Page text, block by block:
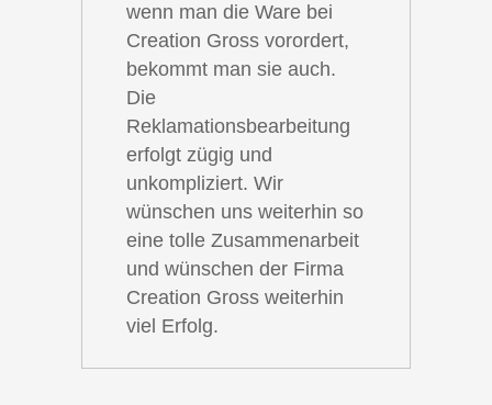
wenn man die Ware bei
Creation Gross vorordert,
bekommt man sie auch.
Die
Reklamationsbearbeitung
erfolgt zügig und
unkompliziert. Wir
wünschen uns weiterhin so
eine tolle Zusammenarbeit
und wünschen der Firma
Creation Gross weiterhin
viel Erfolg.